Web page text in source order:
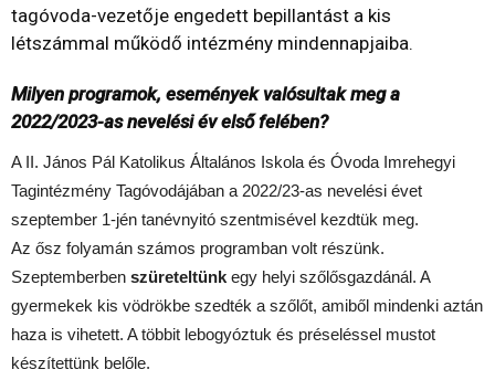
tagóvoda-vezetője engedett bepillantást a kis
létszámmal működő intézmény mindennapjaiba.
Milyen programok, események valósultak meg a
2022/2023-as nevelési év első felében?
A II. János Pál Katolikus Általános Iskola és Óvoda Imrehegyi
Tagintézmény Tagóvodájában a 2022/23-as nevelési évet
szeptember 1-jén tanévnyitó szentmisével kezdtük meg.
Az ősz folyamán számos programban volt részünk.
Szeptemberben szüreteltünk egy helyi szőlősgazdánál. A
gyermekek kis vödrökbe szedték a szőlőt, amiből mindenki aztán
haza is vihetett. A többit lebogyóztuk és préseléssel mustot
készítettünk belőle.